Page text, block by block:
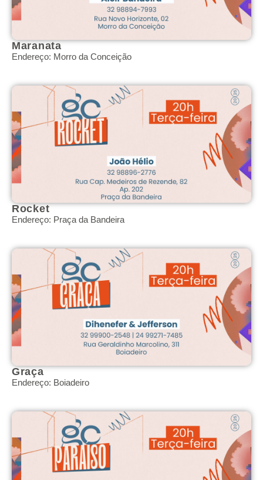
Maranata
Endereço: Morro da Conceição
Rocket
Endereço: Praça da Bandeira
Graça
Endereço: Boiadeiro